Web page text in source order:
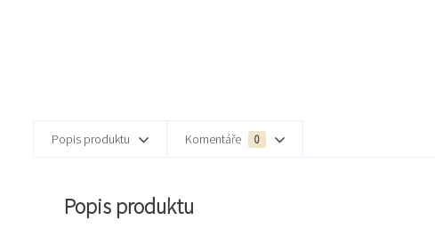
Popis produktu Komentáře 0
Popis produktu